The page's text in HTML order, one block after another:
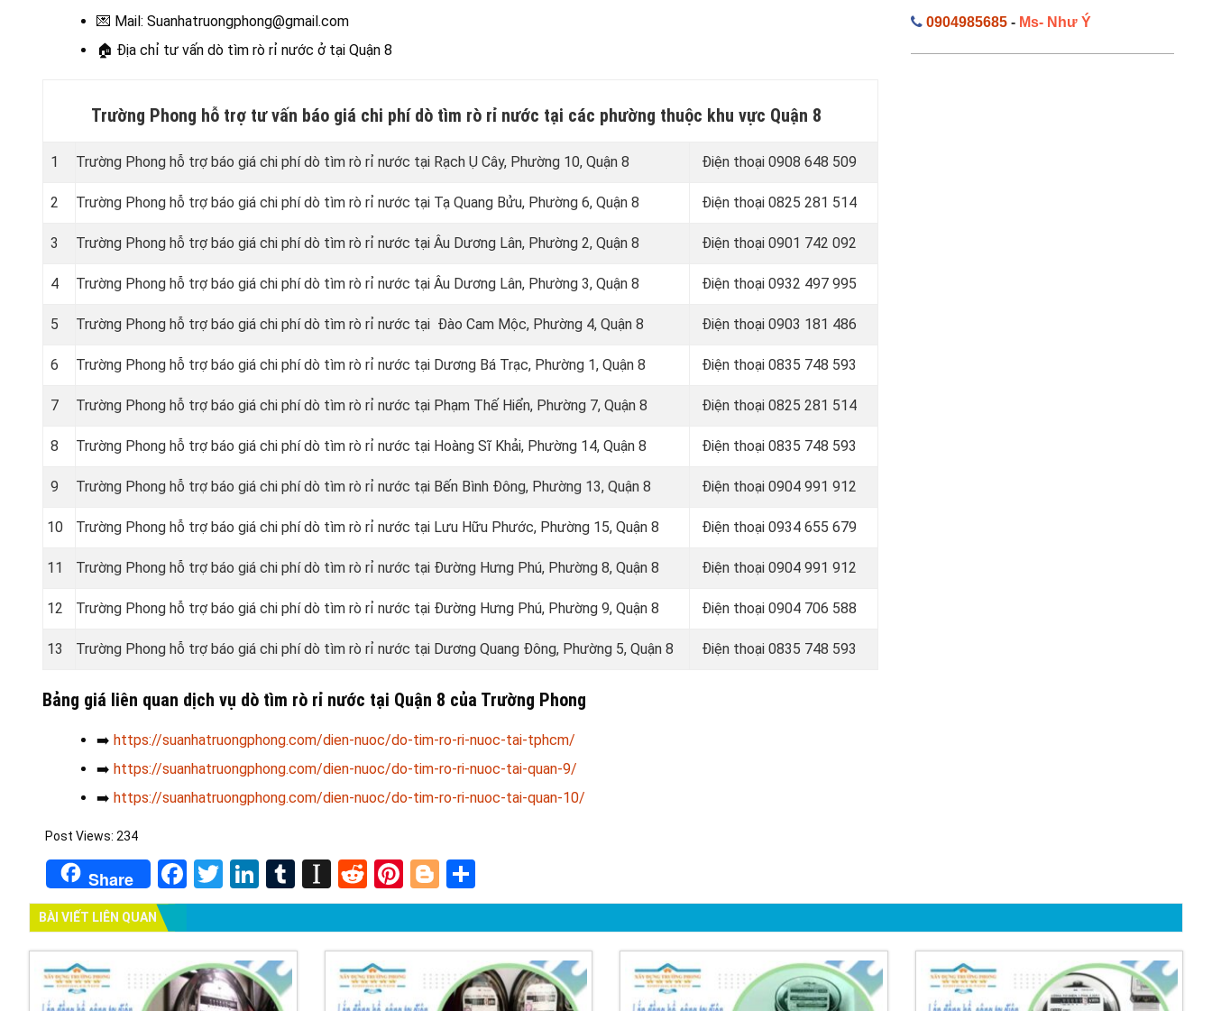
💌 Mail: Suanhatruongphong@gmail.com
🏠 Địa chỉ tư vấn dò tìm rò rỉ nước ở tại Quận 8
Trường Phong hỗ trợ tư vấn báo giá chi phí dò tìm rò rỉ nước tại các phường thuộc khu vực Quận 8
1 Trường Phong hỗ trợ báo giá chi phí dò tìm rò rỉ nước tại Rạch Ụ Cây, Phường 10, Quận 8 Điện thoại 0908 648 509
2 Trường Phong hỗ trợ báo giá chi phí dò tìm rò rỉ nước tại Tạ Quang Bửu, Phường 6, Quận 8 Điện thoại 0825 281 514
3 Trường Phong hỗ trợ báo giá chi phí dò tìm rò rỉ nước tại Âu Dương Lân, Phường 2, Quận 8 Điện thoại 0901 742 092
4 Trường Phong hỗ trợ báo giá chi phí dò tìm rò rỉ nước tại Âu Dương Lân, Phường 3, Quận 8 Điện thoại 0932 497 995
5 Trường Phong hỗ trợ báo giá chi phí dò tìm rò rỉ nước tại Đào Cam Mộc, Phường 4, Quận 8 Điện thoại 0903 181 486
6 Trường Phong hỗ trợ báo giá chi phí dò tìm rò rỉ nước tại Dương Bá Trạc, Phường 1, Quận 8 Điện thoại 0835 748 593
7 Trường Phong hỗ trợ báo giá chi phí dò tìm rò rỉ nước tại Phạm Thế Hiển, Phường 7, Quận 8 Điện thoại 0825 281 514
8 Trường Phong hỗ trợ báo giá chi phí dò tìm rò rỉ nước tại Hoàng Sĩ Khải, Phường 14, Quận 8 Điện thoại 0835 748 593
9 Trường Phong hỗ trợ báo giá chi phí dò tìm rò rỉ nước tại Bến Bình Đông, Phường 13, Quận 8 Điện thoại 0904 991 912
10 Trường Phong hỗ trợ báo giá chi phí dò tìm rò rỉ nước tại Lưu Hữu Phước, Phường 15, Quận 8 Điện thoại 0934 655 679
11 Trường Phong hỗ trợ báo giá chi phí dò tìm rò rỉ nước tại Đường Hưng Phú, Phường 8, Quận 8 Điện thoại 0904 991 912
12 Trường Phong hỗ trợ báo giá chi phí dò tìm rò rỉ nước tại Đường Hưng Phú, Phường 9, Quận 8 Điện thoại 0904 706 588
13 Trường Phong hỗ trợ báo giá chi phí dò tìm rò rỉ nước tại Dương Quang Đông, Phường 5, Quận 8 Điện thoại 0835 748 593
Bảng giá liên quan dịch vụ dò tìm rò rỉ nước tại Quận 8 của Trường Phong
➡️ https://suanhatruongphong.com/dien-nuoc/do-tim-ro-ri-nuoc-tai-tphcm/
➡️ https://suanhatruongphong.com/dien-nuoc/do-tim-ro-ri-nuoc-tai-quan-9/
➡️ https://suanhatruongphong.com/dien-nuoc/do-tim-ro-ri-nuoc-tai-quan-10/
Post Views: 234
Share Facebook
TwitterLinkedIn
Tumblr
Instapaper
RedditPinterest
Blogger
0904985685- Ms- Như Ý
BÀI VIẾT LIÊN QUAN